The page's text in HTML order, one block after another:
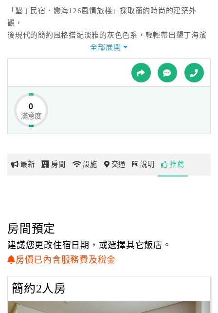
宿
球
網
玩
地
圖
顧
務
「墾丁民宿．戀海126風情旅棧」採取簡約時尚的建築外
觀，
後現代的簡約風格搭配淡雅的灰色色系，輕輕帶出墾丁海濱
一樓大廳的大片落地玻璃，將窗外的海景映照入內，致力展
「墾丁民宿．戀海126風情旅棧」設有多樣化的套房房型，
客房空間明亮寬敞，乾淨清新，
現代感十足的極簡俐落設計，展現輕鬆無壓、高雅無華的休
閒氛圍。
提供了旅人一處談天賞景或紓壓放鬆的休閒角落，
全部展開
0
滿意度
最新 房間 設施 交通 說明 推薦
房間預定
建議您更改住宿日期，或選擇其它飯店。
房價已內含服務費及稅金
簡約2人房